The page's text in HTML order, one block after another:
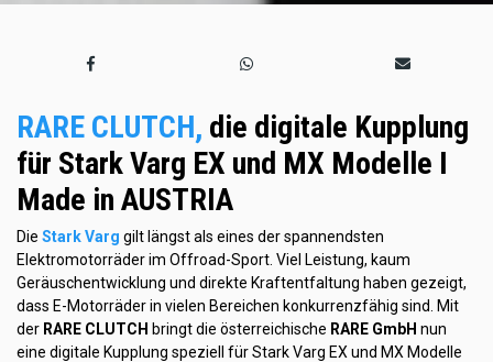
RARE CLUTCH, die digitale Kupplung
für Stark Varg EX und MX Modelle I
Made in AUSTRIA
Die Stark Varg gilt längst als eines der spannendsten
Elektromotorräder im Offroad-Sport. Viel Leistung, kaum
Geräuschentwicklung und direkte Kraftentfaltung haben gezeigt,
dass E-Motorräder in vielen Bereichen konkurrenzfähig sind. Mit
der RARE CLUTCH bringt die österreichische RARE GmbH nun
eine digitale Kupplung speziell für Stark Varg EX und MX Modelle